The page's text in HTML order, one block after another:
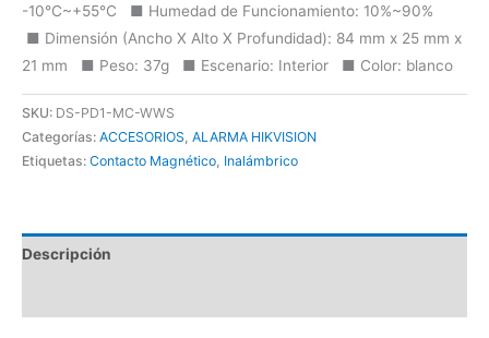
-10℃~+55℃ ■ Humedad de Funcionamiento: 10%~90%
■ Dimensión (Ancho X Alto X Profundidad): 84 mm x 25 mm x
21 mm ■ Peso: 37g ■ Escenario: Interior ■ Color: blanco
SKU: DS-PD1-MC-WWS
Categorías: ACCESORIOS, ALARMA HIKVISION
Etiquetas: Contacto Magnético, Inalámbrico
Descripción